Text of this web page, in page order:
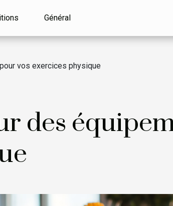
Général
vos exercices physique
des